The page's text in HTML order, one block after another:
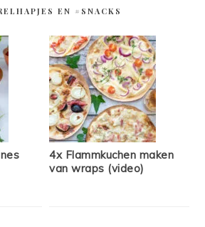
EN #SNACKS
4x Flammkuchen maken
van wraps (video)